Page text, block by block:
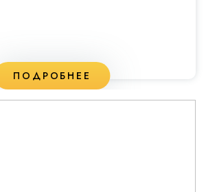
ПОДРОБНЕЕ